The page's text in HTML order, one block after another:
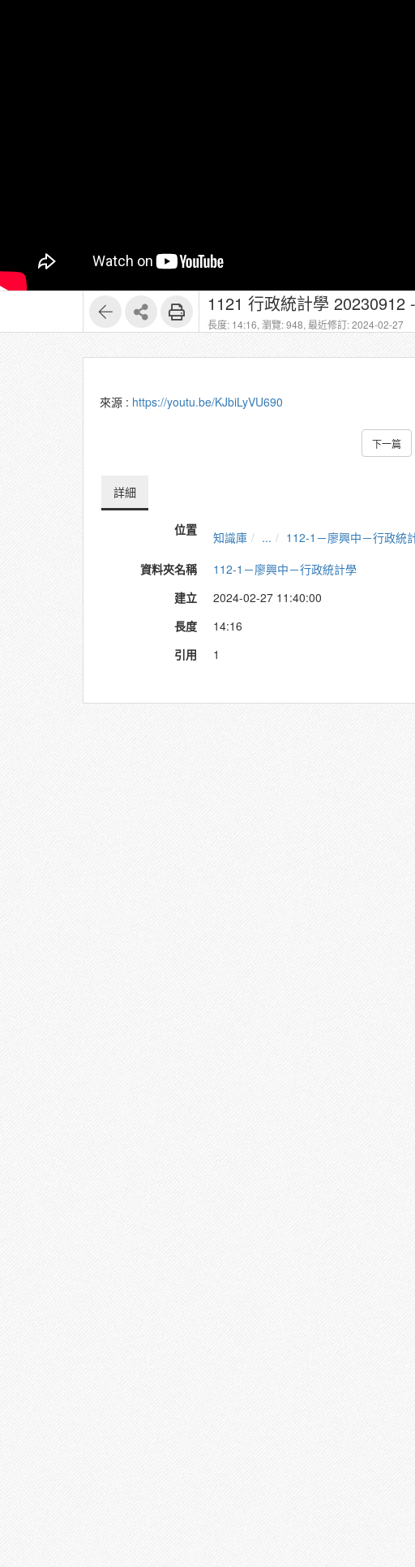
1121 行政統計學 20230912
長度: 14:16, 瀏覽: 948, 最近修訂: 2024-02-27
來源 : https://youtu.be/KJbiLyVU690
下一篇
詳細
位置 知識庫 ...
112-1－廖興中－行政統
資料夾名稱
112-1－廖興中－行政統計學
建立
2024-02-27 11:40:00
長度
14:16
引用
1